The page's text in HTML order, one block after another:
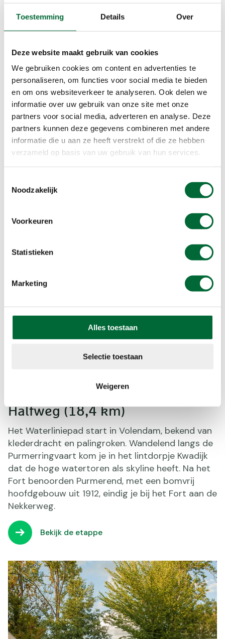
Toestemming Details Over
Deze website maakt gebruik van cookies
We gebruiken cookies om content en advertenties te
personaliseren, om functies voor social media te bieden
en om ons websiteverkeer te analyseren. Ook delen we
informatie over uw gebruik van onze site met onze
partners voor social media, adverteren en analyse. Deze
partners kunnen deze gegevens combineren met andere
informatie die u aan ze heeft verstrekt of die ze hebben
verzameld op basis van uw gebruik van hun services.
Noodzakelijk
Voorkeuren
Statistieken
Marketing
Alles toestaan
Selectie toestaan
Weigeren
imposante forten. Ze lagen verscholen in het
landschap, onzichtbaar voor de vijand. Omdat
bebouwing rondom de forten niet was
prachtig open landschap ontstaan waar de
natuur haar gang kan gaan.
Veel forten zijn de afgelopen decennia
gerestaureerd en opengesteld voor publiek. Ze
vormen een authentiek decor voor evenementen,
pleisterplaatsen en natuurreservaten. Overal
langs de route bevinden zich inundatiesluizen en -
kanaaltjes, dammen en dijken, bunkers en forten.
Wandel door oude vestingstadjes, struin door
nieuwe natuurgebieden, bestel een hapje of
drankje in een fort en ja, zelfs overnachten in een
Tip: Etappe 1: Volendam –
Halfweg (18,4 km)
Het Waterliniepad start in Volendam, bekend van
klederdracht en palingroken. Wandelend langs de
Purmerringvaart kom je in het lintdorpje Kwadijk
dat de hoge watertoren als skyline heeft. Na het
Fort benoorden Purmerend, met een bomvrij
hoofdgebouw uit 1912, eindig je bij het Fort aan de
Nekkerweg.
Bekijk de etappe